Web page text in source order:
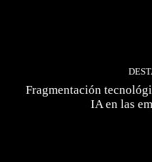
Fragmentación
IA en las